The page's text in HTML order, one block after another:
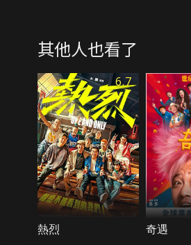
其他人也看了
6.7
熱烈 奇遇